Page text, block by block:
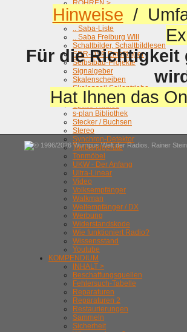
RÖHREN >
Röhrenprüfgeräte
Saba
.. Saba-Liste
.. Saba Freiburg WIII
Schaltbilder, Schaltbildlesen
SDR-DSP Empfänger
Selbstbau-Projekte
Signalgeber
Skalenscheiben
Skalenseil Seilantriebe
Schnurlos ...
Spass-Radios
s-plan Bibliothek
Stecker / Buchsen
Stereo
Synchron-Detektor
Tonbandgeräte
Tonmöbel
UKW - Der Anfang
Ultra-Linear
Video
Volksempfänger
Walkman
Weltempfänger / DX
Werbung
Widerstandskode
Wie funktioniert Radio?
Wissensstand
Youtube
KOMPENDIUM
INHALT >
Beschaffungsquellen
Fehlersuch-Tabelle
Reparaturen
Reparaturen 2
Restaurierungen
Sammeln
Sicherheit
Hinweise /
Für die Richtigkeit
Hat Ihnen das
© 1996/2026 Wumpus Welt der Radios. Rainer